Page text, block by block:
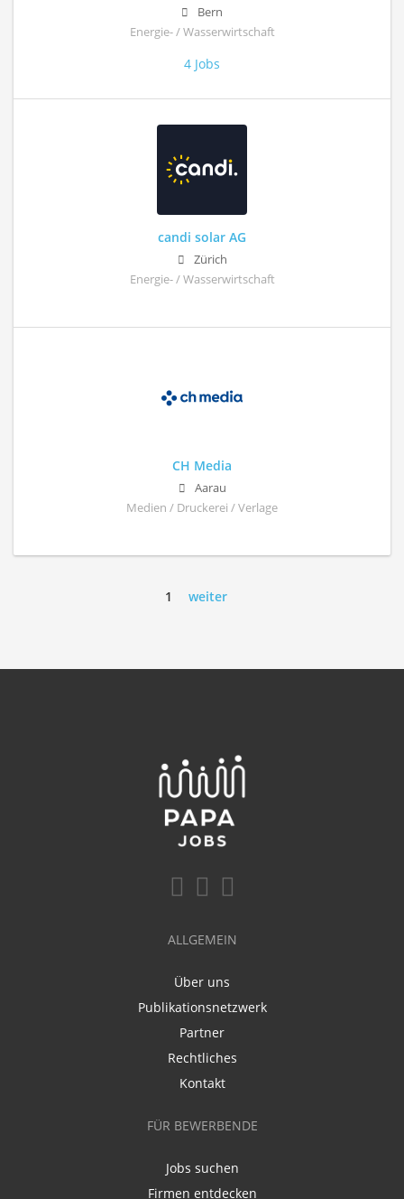
Bern
Energie- / Wasserwirtschaft
4 Jobs
candi solar AG
Zürich
Energie- / Wasserwirtschaft
CH Media
Aarau
Medien / Druckerei / Verlage
1 weiter
ALLGEMEIN
Über uns
Publikationsnetzwerk
Partner
Rechtliches
Kontakt
FÜR BEWERBENDE
Jobs suchen
Firmen entdecken